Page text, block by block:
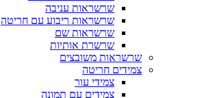
שרשראות עניבה
שרשראות ריבוע עם חריטה
שרשראות שם
שרשרת אותיות
שרשראות משובצים
צמידים חריטה
צמידי עור
צמידים עם תמונה